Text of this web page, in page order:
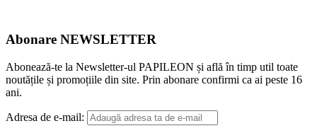
Abonare NEWSLETTER
Abonează-te la Newsletter-ul PAPILEON și află în timp util toate
noutățile și promoțiile din site. Prin abonare confirmi ca ai peste 16
ani.
Adresa de e-mail: